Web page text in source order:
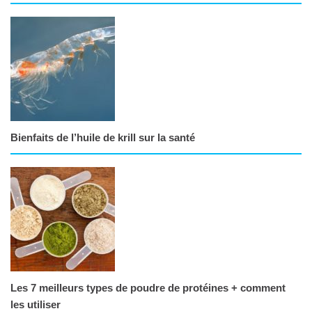
Bienfaits de l’huile de krill sur la santé
Les 7 meilleurs types de poudre de protéines + comment
les utiliser